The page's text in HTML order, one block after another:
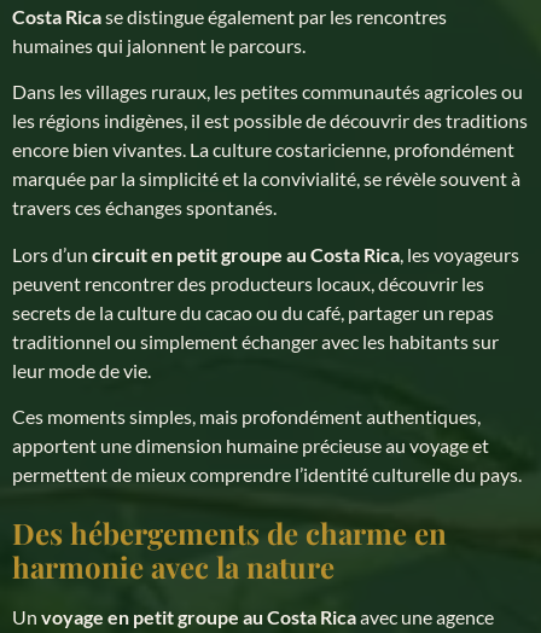
Costa Ricase distingue également par les rencontres
humaines qui jalonnent le parcours.
Dans les villages ruraux, les petites communautés agricoles ou
les régions indigènes, il est possible de découvrir des traditions
encore bien vivantes. La culture costaricienne, profondément
marquée par la simplicité et la convivialité, se révèle souvent à
travers ces échanges spontanés.
Lors d’un circuit en petit groupe au Costa Rica , les voyageurs
peuvent rencontrer des producteurs locaux, découvrir les
secrets de la culture du cacao ou du café, partager un repas
traditionnel ou simplement échanger avec les habitants sur
leur mode de vie.
Ces moments simples, mais profondément authentiques,
apportent une dimension humaine précieuse au voyage et
permettent de mieux comprendre l’identité culturelle du pays.
Des hébergements de charme en
harmonie avec la nature
Un voyage en petit groupe au Costa Ricaavec une agence